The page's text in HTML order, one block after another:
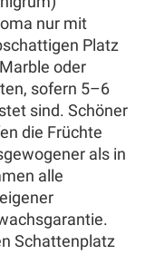
nur mit
Platz
oder
sofern 5–6
sind. Schöner
die Früchte
als in
alle
Schattenplatz